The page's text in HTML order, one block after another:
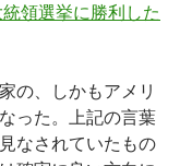
領選挙に勝利した
の、しかもアメリ
った。上記の言葉
なされていたもの